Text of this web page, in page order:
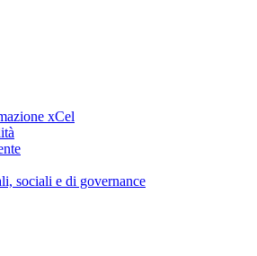
xCel
sociali e di governance